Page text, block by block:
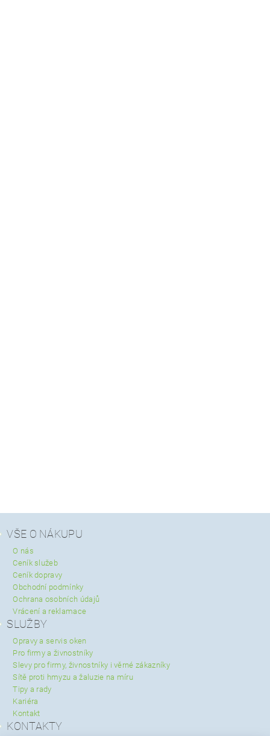
VŠE O NÁKUPU
O nás
Ceník služeb
Ceník dopravy
Obchodní podmínky
Ochrana osobních údajů
Vrácení a reklamace
SLUŽBY
Opravy a servis oken
Pro firmy a živnostníky
Slevy pro firmy, živnostníky i věrné zákazníky
Sítě proti hmyzu a žaluzie na míru
Tipy a rady
Kariéra
Kontakt
KONTAKTY